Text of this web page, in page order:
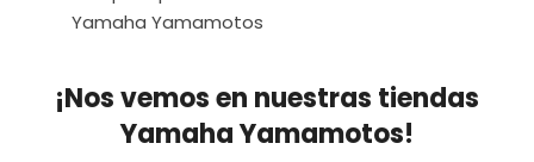
Yamaha Yamamotos
¡Nos vemos en nuestras tiendas
Yamaha Yamamotos!